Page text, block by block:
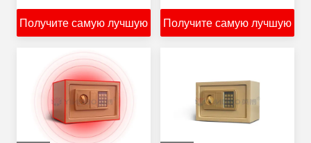
мм толщины твердой
стали с полной
Получите самую лучшую
цену
замка с полнозначной
клавиатурой
Получите самую лучшую